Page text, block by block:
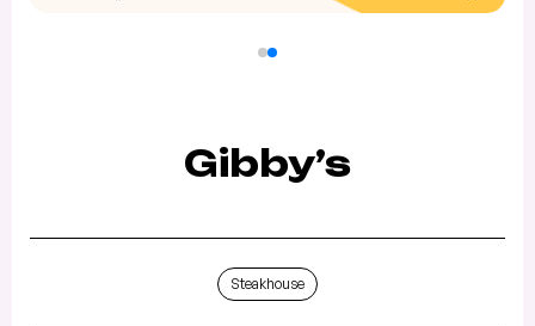
Gibby’s
Steakhouse